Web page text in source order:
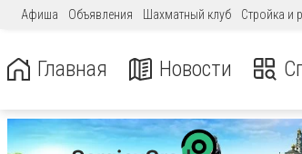
Афиша Объявления Шахматный клуб Стройка и
Главная Новости